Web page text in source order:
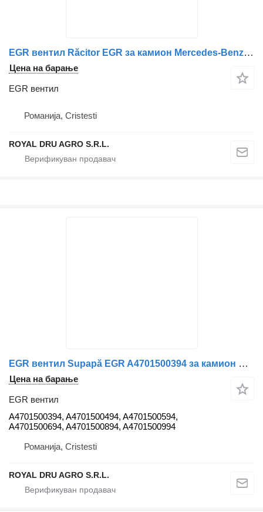
EGR вентил Răcitor EGR за камион Mercedes-Benz A4711406475/A4711406775
Цена на барање
EGR вентил
Романија, Cristesti
ROYAL DRU AGRO S.R.L.
EGR вентил Supapă EGR A4701500394 за камион Mercedes-Benz OEM A4701500394/A4701500494/A4701500594/A4701500694/A4701500894/A4701500994
Цена на барање
EGR вентил
A4701500394, A4701500494, A4701500594,
A4701500694, A4701500894, A4701500994
Романија, Cristesti
ROYAL DRU AGRO S.R.L.